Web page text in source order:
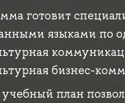
готовит
языками по
бизнес-
план